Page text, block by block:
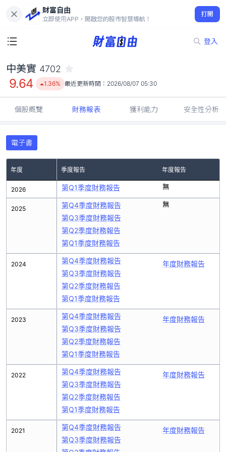
財富自由
立即使用APP，開啟您的股市智慧導航！
打開
登入
9.64
1.36%
中美實 4702
9.64 1.36% 最近更新時間： 2026/08/07 05:30
個股概覽 財務報表 獲利能力 安全性分析
電子書
年度 季度報告 年度報告
2026
2025
2024
2023
2022
2021
第Q1季度財務報告 無
第Q4季度財務報告
第Q3季度財務報告
第Q2季度財務報告
第Q1季度財務報告
無
第Q4季度財務報告
第Q3季度財務報告
第Q2季度財務報告
第Q1季度財務報告
年度財務報告
第Q4季度財務報告
第Q3季度財務報告
第Q2季度財務報告
第Q1季度財務報告
年度財務報告
第Q4季度財務報告
第Q3季度財務報告
第Q2季度財務報告
第Q1季度財務報告
年度財務報告
第Q4季度財務報告
第Q3季度財務報告
年度財務報告